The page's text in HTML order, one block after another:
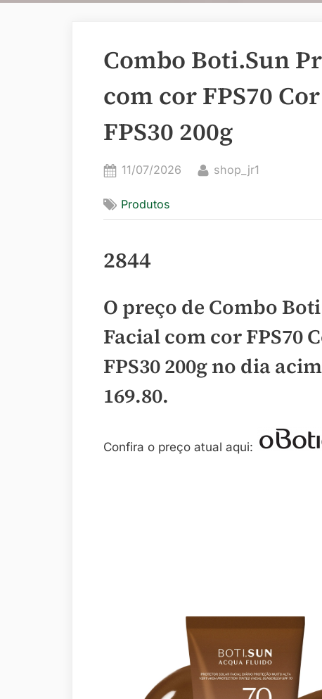
Combo Boti.Sun
com cor FPS70
FPS30 200g
Posted
11/07/2026 By
shop_jr1
Produtos
2844
O preço de Combo
Facial com cor FPS70
FPS30 200g no dia
169.80.
Confira o preço atual aqui: